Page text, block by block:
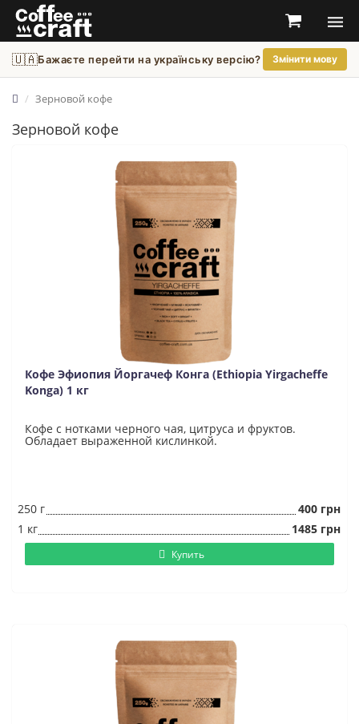
🇺🇦Бажаєте перейти на українську версію? Змінити мову
Зерновой кофе
Зерновой кофе
Кофе Эфиопия Йоргачеф Конга (Ethiopia Yirgacheffe
Konga) 1 кг
Кофе с нотками черного чая, цитруса и фруктов.
Обладает выраженной кислинкой.
250 г
400 грн
1 кг
1485 грн
Купить